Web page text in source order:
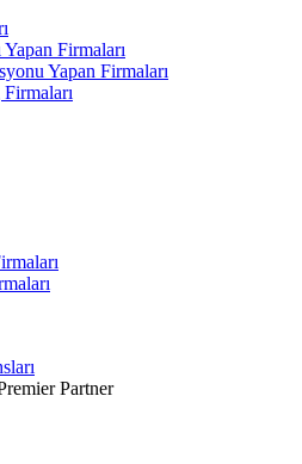
Yapan Firmaları
Yapan Firmaları
Partner